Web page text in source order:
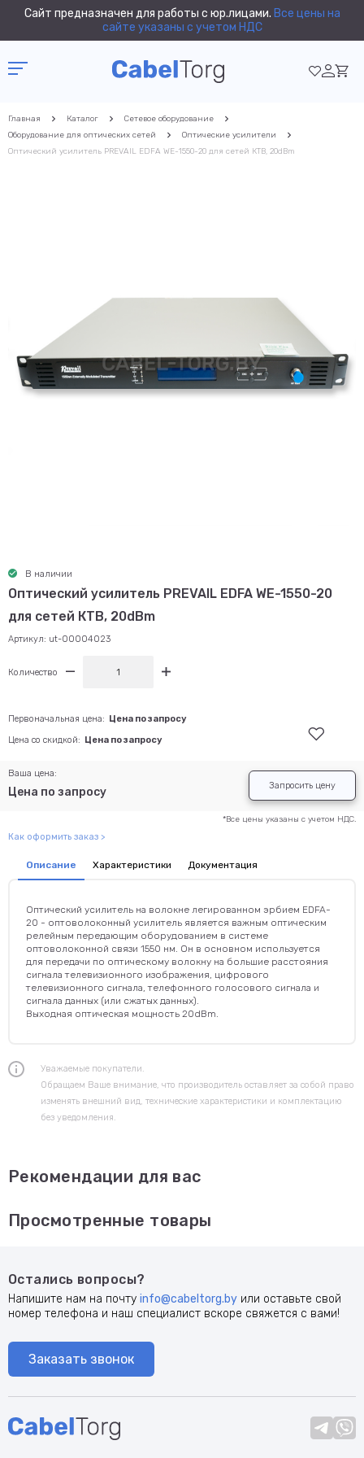
Сайт предназначен для работы с юр.лицами. Все цены на
сайте указаны с учетом НДС
Главная Каталог
Сетевое оборудование
Оборудование для оптических сетей
Оптические усилители
Оптический усилитель PREVAIL EDFA WE-1550-20 для сетей КТВ, 20dBm
Оптический усилитель PREVAIL EDFA WE-1550-20
для сетей КТВ, 20dBm
Артикул: ut-00004023
В наличии
Количество
Ваша цена:
Цена по запросу
Первоначальная цена: Цена по запросу
Цена со скидкой: Цена по запросу
*Все цены указаны с учетом НДС.
Запросить цену
Как оформить заказ >
Описание Характеристики Документация
Оптический усилитель на волокне легированном эрбием EDFA-
20 - оптоволоконный усилитель является важным оптическим
релейным передающим оборудованием в системе
оптоволоконной связи 1550 нм. Он в основном используется
для передачи по оптическому волокну на большие расстояния
сигнала телевизионного изображения, цифрового
телевизионного сигнала, телефонного голосового сигнала и
сигнала данных (или сжатых данных).
Выходная оптическая мощность 20dBm.
Уважаемые покупатели.
Обращаем Ваше внимание, что производитель оставляет за собой право
изменять внешний вид, технические характеристики и комплектацию
без уведомления.
Рекомендации для вас
Просмотренные товары
Остались вопросы?
Напишите нам на почту info@cabeltorg.by или оставьте свой
номер телефона и наш специалист вскоре свяжется с вами!
Заказать звонок